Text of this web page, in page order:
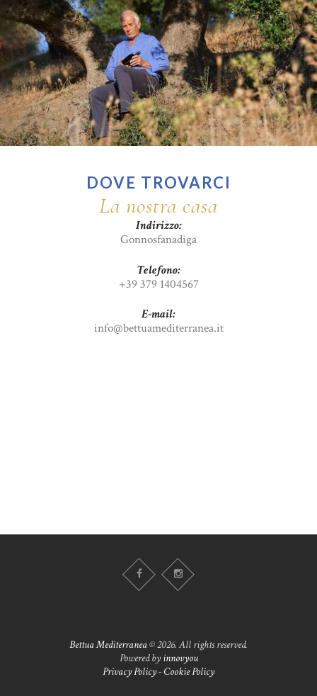
DOVE TROVARCI
La nostra casa
Indirizzo:
Gonnosfanadiga
Telefono:
+39 379 1404567
E-mail:
info@bettuamediterranea.it
Bettua Mediterranea© 2026. All rights reserved.
Powered by innovyou
Privacy Policy- Cookie Policy